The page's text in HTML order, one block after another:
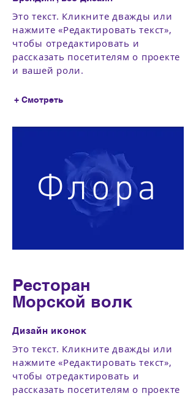
Это текст. Кликните дважды или
нажмите «Редактировать текст»,
чтобы отредактировать и
рассказать посетителям о проекте
и вашей роли.
+ Смотреть
Флора
Ресторан
Морской волк
Дизайн иконок
Это текст. Кликните дважды или
нажмите «Редактировать текст»,
чтобы отредактировать и
рассказать посетителям о проекте